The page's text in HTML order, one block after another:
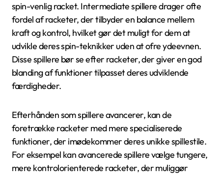
spin-venlig racket. Intermediate spillere drager ofte
fordel af racketer, der tilbyder en balance mellem
kraft og kontrol, hvilket gør det muligt for dem at
udvikle deres spin-teknikker uden at ofre ydeevnen.
Disse spillere bør se efter racketer, der giver en god
blanding af funktioner tilpasset deres udviklende
færdigheder.
Efterhånden som spillere avancerer, kan de
foretrække racketer med mere specialiserede
funktioner, der imødekommer deres unikke spillestile.
For eksempel kan avancerede spillere vælge tungere,
mere kontrolorienterede racketer, der muliggør